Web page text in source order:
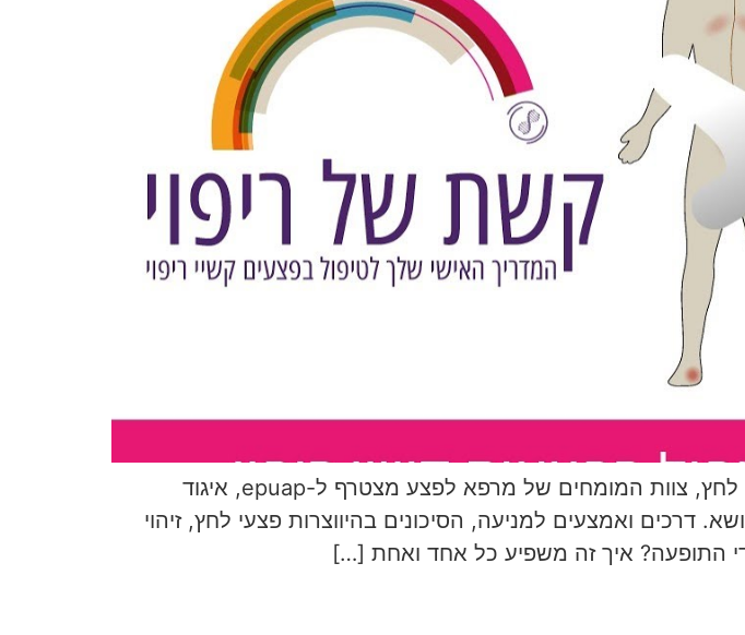
פצע לחץ זו מגפה עולמית! במסגרת יום המודעות הבין-לאומי לפצעי לחץ, צוות המומחים של מרפא לפצע מצטרף ל-epuap, איגוד
דרכים ואמצעים למניעה, הסיכונים בהיווצרות פצעי לחץ, זיהוי
התופעה? איך זה משפיע כל אחד ואחת […]